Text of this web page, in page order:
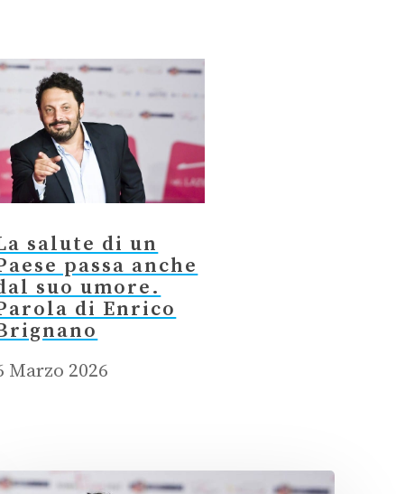
salute di un
passa anche
suo umore.
di Enrico
Marzo 2026